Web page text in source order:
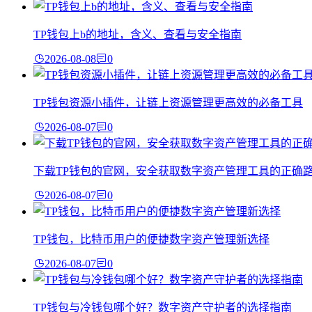
TP钱包上b的地址，含义、查看与安全指南
2026-08-08 0
TP钱包资源小插件，让链上资源管理更高效的必备工具
2026-08-07 0
下载TP钱包的官网，安全获取数字资产管理工具的正确
2026-08-07 0
TP钱包，比特币用户的便捷数字资产管理新选择
2026-08-07 0
TP钱包与冷钱包哪个好？数字资产守护者的选择指南